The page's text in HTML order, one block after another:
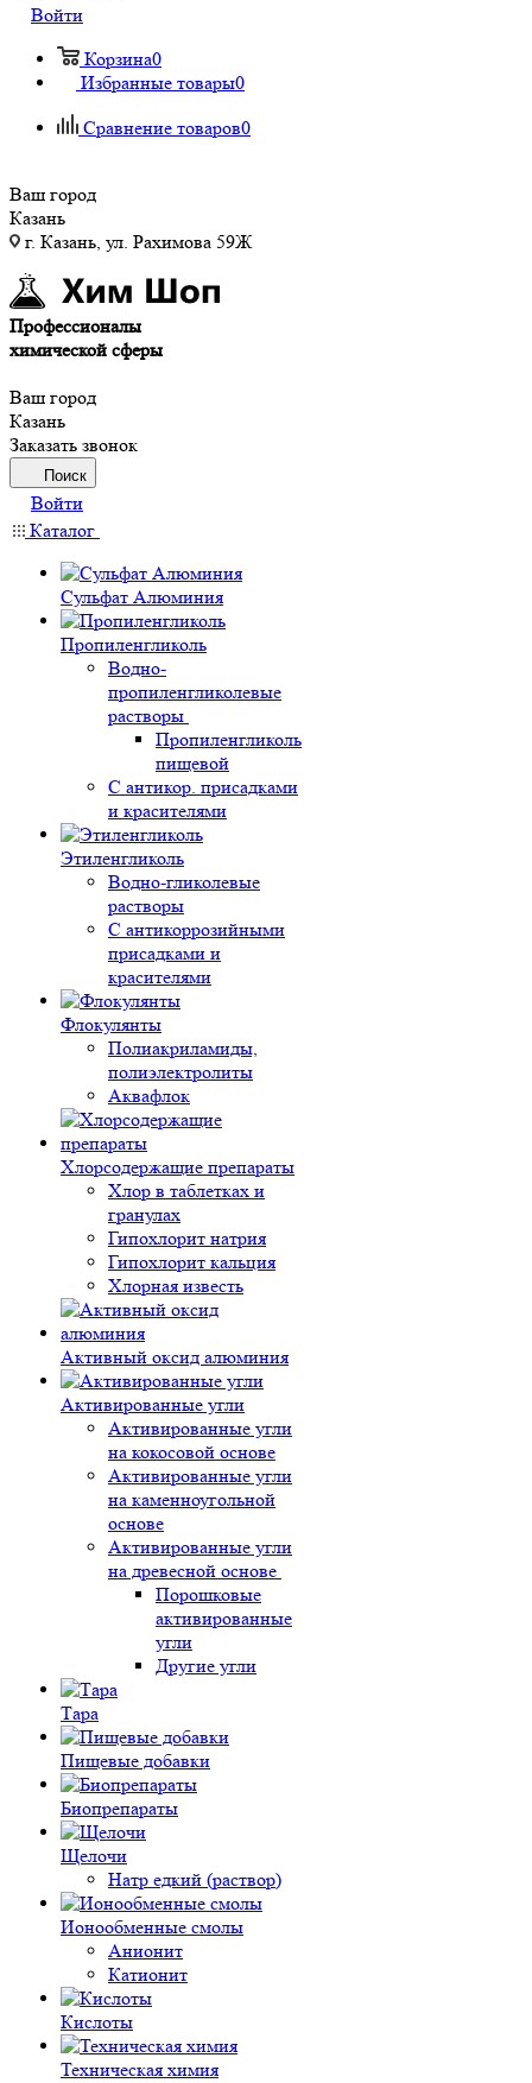
Войти
Корзина0
Избранные товары0
Сравнение товаров0
Ваш город
Казань
г. Казань, ул. Рахимова 59Ж
Профессионалы
химической сферы
Ваш город
Казань
Заказать звонок
Поиск
Войти
Каталог
Сульфат Алюминия
Пропиленгликоль
Водно-
пропиленгликолевые
растворы
Пропиленгликоль
пищевой
С антикор. присадками
и красителями
Этиленгликоль
Водно-гликолевые
растворы
С антикоррозийными
присадками и
красителями
Флокулянты
Полиакриламиды,
полиэлектролиты
Аквафлок
Хлорсодержащие препараты
Хлор в таблетках и
гранулах
Гипохлорит натрия
Гипохлорит кальция
Хлорная известь
Активный оксид алюминия
Активированные угли
Активированные угли
на кокосовой основе
Активированные угли
на каменноугольной
основе
Активированные угли
на древесной основе
Порошковые
активированные
угли
Другие угли
Тара
Пищевые добавки
Биопрепараты
Щелочи
Натр едкий (раствор)
Ионообменные смолы
Анионит
Катионит
Кислоты
Техническая химия